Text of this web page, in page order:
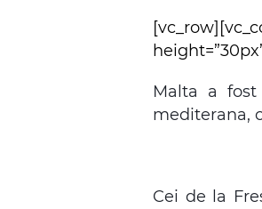
Malta a
mediterana,
Cei de la